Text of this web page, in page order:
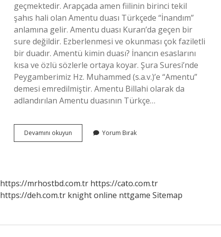
geçmektedir. Arapçada amen fiilinin birinci tekil
şahıs hali olan Amentu duası Türkçede “İnandım”
anlamına gelir. Amentu duası Kuran’da geçen bir
sure değildir. Ezberlenmesi ve okunması çok faziletli
bir duadır. Amentü kimin duası? İnancın esaslarını
kısa ve özlü sözlerle ortaya koyar. Şura Suresi’nde
Peygamberimiz Hz. Muhammed (s.a.v.)’e “Amentu”
demesi emredilmiştir. Amentu Billahi olarak da
adlandırılan Amentu duasının Türkçe…
Devamını okuyun
Nereden
Yorum Bırak
https://mrhostbd.com.tr https://cato.com.tr
https://deh.com.tr knight online nttgame Sitemap